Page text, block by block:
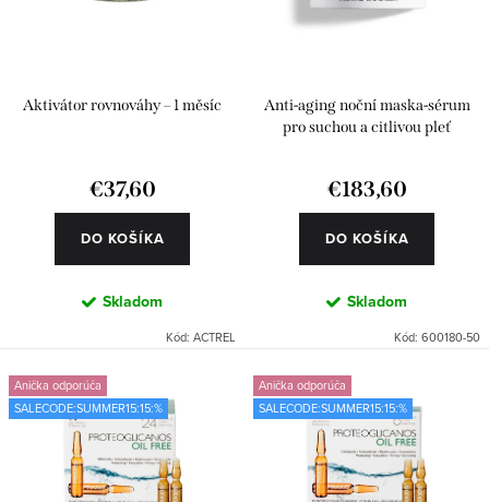
kd
Aktivátor rovnováhy – 1 měsíc
€37,60
DO KOŠÍKA
Skladom
Kód: ACTREL
Anti-aging noční maska-sérum
pro suchou a citlivou pleť
€183,60
DO KOŠÍKA
Skladom
Kód: 600180-50
Anička odporúča
SALECODE:SUMMER15:15:%
Anička odporúča
SALECODE:SUMMER15:15:%